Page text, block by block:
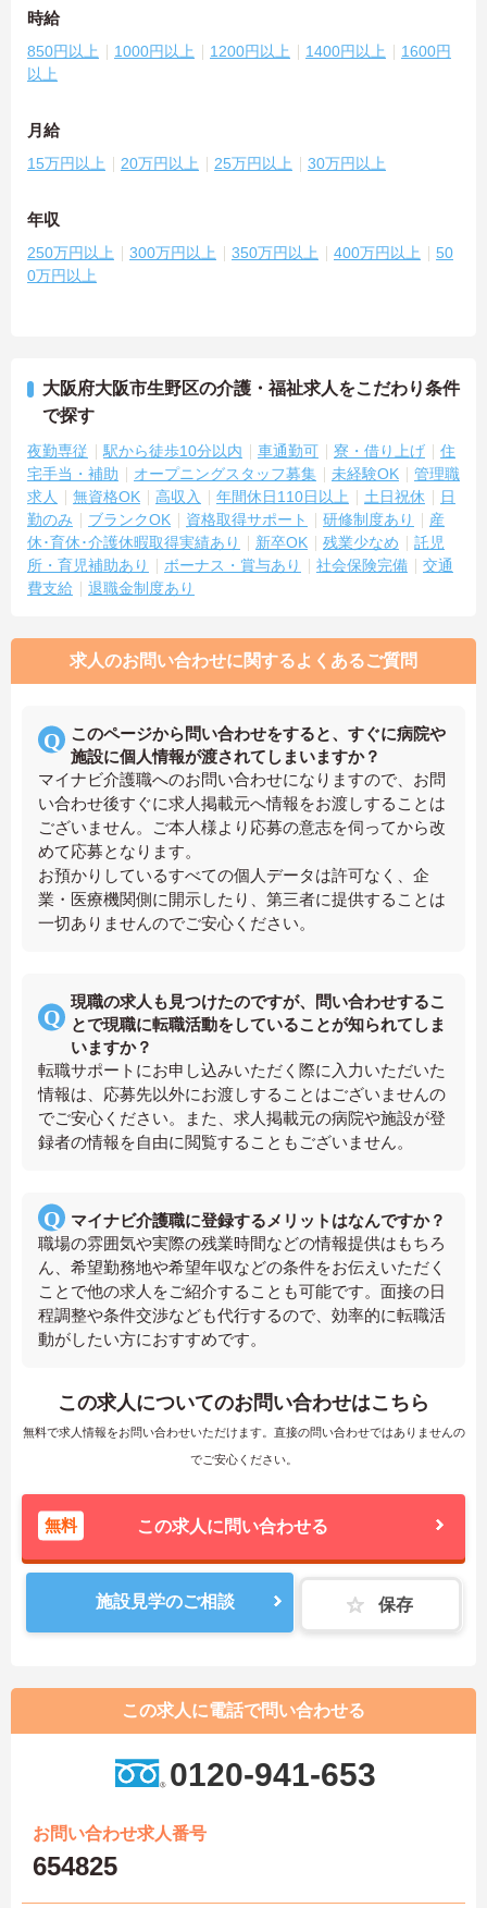
時給
850円以上 1000円以上 1200円以上 1400円以上
1600円
以上
月給
15万円以上 20万円以上 25万円以上 30万円以上
年収
250万円以上 300万円以上 350万円以上 400万円以上
50
0万円以上
大阪府大阪市生野区の介護・福祉求人をこだわり条件
で探す
夜勤専従 駅から徒歩10分以内 車通勤可 寮・借り上げ
住
宅手当・補助
オープニングスタッフ募集 未経験OK
管理職
求人
無資格OK 高収入 年間休日110日以上 土日祝休
日
勤のみ
ブランクOK 資格取得サポート 研修制度あり
産
休･育休･介護休暇取得実績あり
新卒OK 残業少なめ
託児
所・育児補助あり
ボーナス・賞与あり 社会保険完備
交通
費支給
退職金制度あり
求人のお問い合わせに関するよくあるご質問
このページから問い合わせをすると、すぐに病院や
施設に個人情報が渡されてしまいますか？
マイナビ介護職へのお問い合わせになりますので、お問
い合わせ後すぐに求人掲載元へ情報をお渡しすることは
ございません。ご本人様より応募の意志を伺ってから改
めて応募となります。
お預かりしているすべての個人データは許可なく、企
業・医療機関側に開示したり、第三者に提供することは
一切ありませんのでご安心ください。
現職の求人も見つけたのですが、問い合わせするこ
とで現職に転職活動をしていることが知られてしま
いますか？
転職サポートにお申し込みいただく際に入力いただいた
情報は、応募先以外にお渡しすることはございませんの
でご安心ください。また、求人掲載元の病院や施設が登
録者の情報を自由に閲覧することもございません。
マイナビ介護職に登録するメリットはなんですか？
職場の雰囲気や実際の残業時間などの情報提供はもちろ
ん、希望勤務地や希望年収などの条件をお伝えいただく
ことで他の求人をご紹介することも可能です。面接の日
程調整や条件交渉なども代行するので、効率的に転職活
動がしたい方におすすめです。
この求人についてのお問い合わせはこちら
無料で求人情報をお問い合わせいただけます。直接の問い合わせではありませんの
でご安心ください。
無料 この求人に問い合わせる
施設見学のご相談 保存
この求人に電話で問い合わせる
0120-941-653
お問い合わせ求人番号
654825